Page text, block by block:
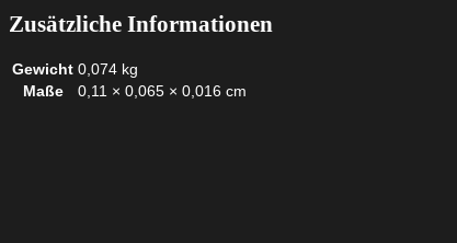
Zusätzliche Informationen
Gewicht 0,074 kg
Maße
0,11 × 0,065 × 0,016 cm